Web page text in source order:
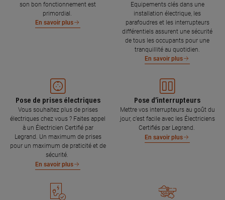
son bon fonctionnement est
primordial.
En savoir plus
Equipements clés dans une
installation électrique, les
parafoudres et les interrupteurs
différentiels assurent une sécurité
de tous les occupants pour une
tranquillité au quotidien.
En savoir plus
Pose de prises électriques
Vous souhaitez plus de prises
électriques chez vous ? Faites appel
à un Électricien Certifié par
Legrand. Un maximum de prises
pour un maximum de praticité et de
sécurité.
En savoir plus
Pose d’interrupteurs
Mettre vos interrupteurs au goût du
jour, c’est facile avec les Électriciens
Certifiés par Legrand.
En savoir plus